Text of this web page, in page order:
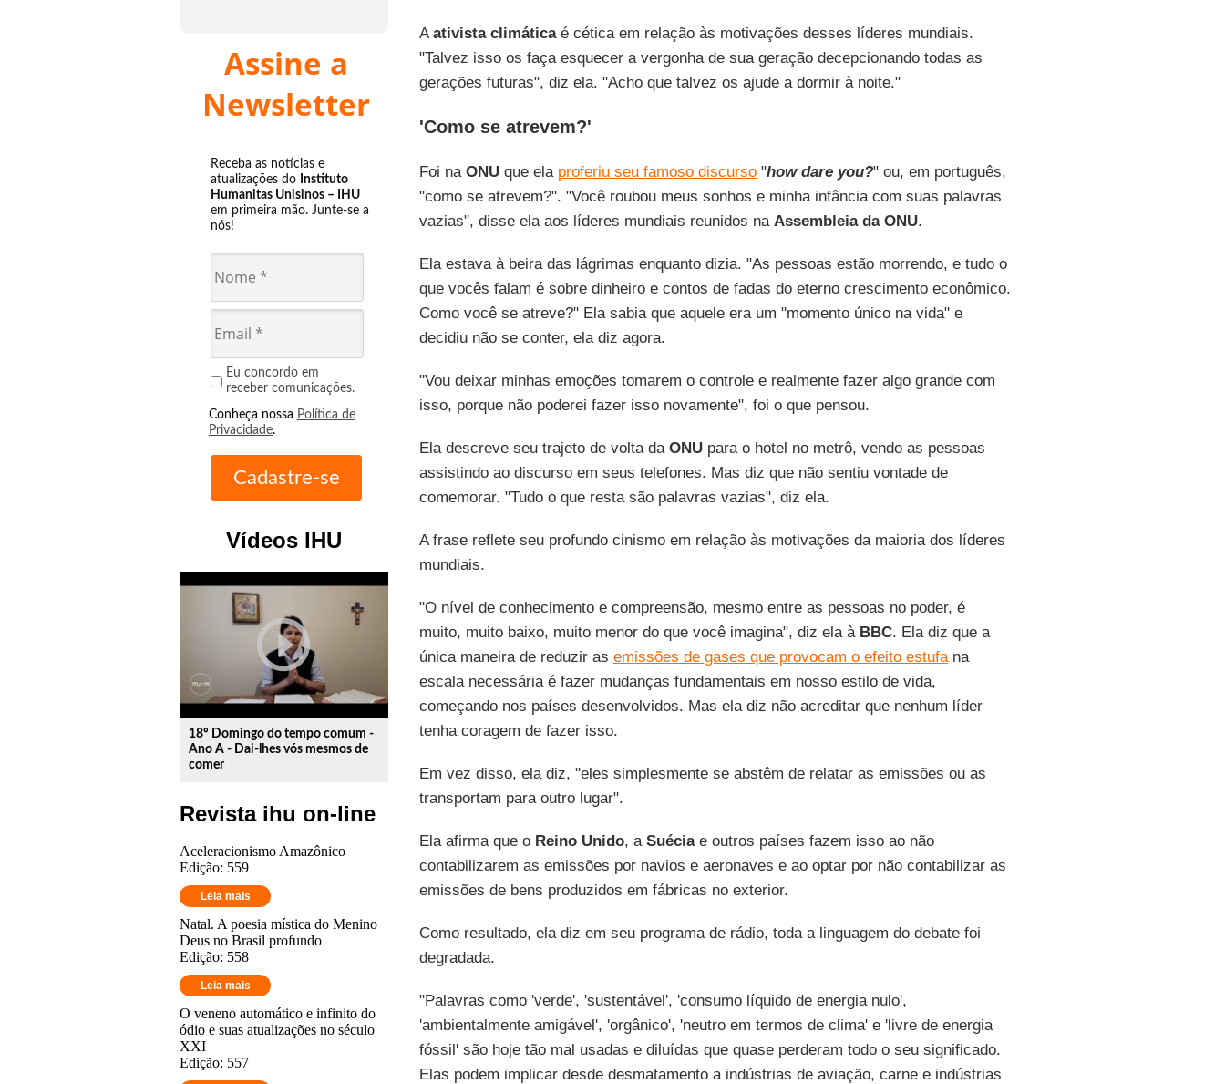
Assine a
Newsletter
Receba as notícias e
atualizações do Instituto
Humanitas Unisinos – IHU
em primeira mão. Junte-se a
nós!
Eu concordo em
receber comunicações.
Conheça nossa Política de
Privacidade.
Vídeos IHU
play_circle_outline
18º Domingo do tempo comum -
Ano A - Dai-lhes vós mesmos de
comer
Revista ihu on-line
Aceleracionismo Amazônico
Edição: 559
Leia mais
Natal. A poesia mística do Menino
Deus no Brasil profundo
Edição: 558
Leia mais
O veneno automático e infinito do
ódio e suas atualizações no século
XXI
Edição: 557
Aativista climáticaé cética em relação às motivações desses líderes mundiais.
"Talvez isso os faça esquecer a vergonha de sua geração decepcionando todas as
gerações futuras", diz ela. "Acho que talvez os ajude a dormir à noite."
'Como se atrevem?'
Foi na ONUque ela proferiu seu famoso discurso"how dare you?" ou, em português,
"como se atrevem?". "Você roubou meus sonhos e minha infância com suas palavras
vazias", disse ela aos líderes mundiais reunidos na Assembleia da ONU.
Ela estava à beira das lágrimas enquanto dizia. "As pessoas estão morrendo, e tudo o
que vocês falam é sobre dinheiro e contos de fadas do eterno crescimento econômico.
Como você se atreve?" Ela sabia que aquele era um "momento único na vida" e
decidiu não se conter, ela diz agora.
"Vou deixar minhas emoções tomarem o controle e realmente fazer algo grande com
isso, porque não poderei fazer isso novamente", foi o que pensou.
Ela descreve seu trajeto de volta da ONUpara o hotel no metrô, vendo as pessoas
assistindo ao discurso em seus telefones. Mas diz que não sentiu vontade de
comemorar. "Tudo o que resta são palavras vazias", diz ela.
A frase reflete seu profundo cinismo em relação às motivações da maioria dos líderes
mundiais.
"O nível de conhecimento e compreensão, mesmo entre as pessoas no poder, é
muito, muito baixo, muito menor do que você imagina", diz ela à BBC. Ela diz que a
única maneira de reduzir as emissões de gases que provocam o efeito estufana
escala necessária é fazer mudanças fundamentais em nosso estilo de vida,
começando nos países desenvolvidos. Mas ela diz não acreditar que nenhum líder
tenha coragem de fazer isso.
Em vez disso, ela diz, "eles simplesmente se abstêm de relatar as emissões ou as
transportam para outro lugar".
Ela afirma que o Reino Unido, a Suéciae outros países fazem isso ao não
contabilizarem as emissões por navios e aeronaves e ao optar por não contabilizar as
emissões de bens produzidos em fábricas no exterior.
Como resultado, ela diz em seu programa de rádio, toda a linguagem do debate foi
degradada.
"Palavras como 'verde', 'sustentável', 'consumo líquido de energia nulo',
'ambientalmente amigável', 'orgânico', 'neutro em termos de clima' e 'livre de energia
fóssil' são hoje tão mal usadas e diluídas que quase perderam todo o seu significado.
Elas podem implicar desde desmatamento a indústrias de aviação, carne e indústrias